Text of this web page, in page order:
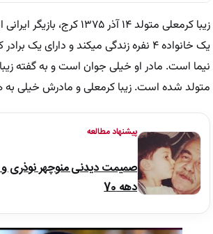
زیبا کرمعلی متولد ۱۴ آذر ۱۳۷۵
یک خانواده ۴ نفره زندگی میکند و دارای
متولد شده است. زیبا کرمعلی و مادرش خیلی
پیشنهاد مطالعه
صمیمت دیدنی منوچهر نوذری و
دهه 70